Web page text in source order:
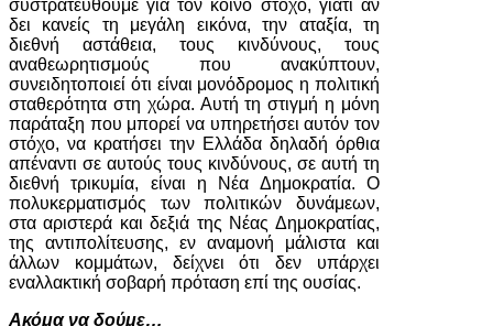
συστρατευθούμε για τον κοινό στόχο, γιατί αν
δει κανείς τη μεγάλη εικόνα, την αταξία, τη
διεθνή αστάθεια, τους κινδύνους, τους
αναθεωρητισμούς που ανακύπτουν,
συνειδητοποιεί ότι είναι μονόδρομος η πολιτική
σταθερότητα στη χώρα. Αυτή τη στιγμή η μόνη
παράταξη που μπορεί να υπηρετήσει αυτόν τον
στόχο, να κρατήσει την Ελλάδα δηλαδή όρθια
απέναντι σε αυτούς τους κινδύνους, σε αυτή τη
διεθνή τρικυμία, είναι η Νέα Δημοκρατία. Ο
πολυκερματισμός των πολιτικών δυνάμεων,
στα αριστερά και δεξιά της Νέας Δημοκρατίας,
της αντιπολίτευσης, εν αναμονή μάλιστα και
άλλων κομμάτων, δείχνει ότι δεν υπάρχει
εναλλακτική σοβαρή πρόταση επί της ουσίας.
Ακόμα να δούμε…